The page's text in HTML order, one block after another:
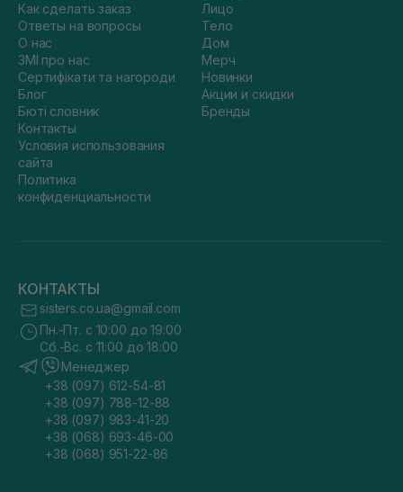
Как сделать заказ
Ответы на вопросы
О нас
ЗМІ про нас
Сертифікати та нагороди
Блог
Бюті словник
Контакты
Условия использования
сайта
Политика
конфиденциальности
Лицо
Тело
Дом
Мерч
Новинки
Акции и скидки
Бренды
КОНТАКТЫ
sisters.co.ua@gmail.com
Пн.-Пт. с 10:00 до 19:00
Сб.-Вс. с 11:00 до 18:00
Менеджер
+38 (097) 612-54-81
+38 (097) 788-12-88
+38 (097) 983-41-20
+38 (068) 693-46-00
+38 (068) 951-22-86